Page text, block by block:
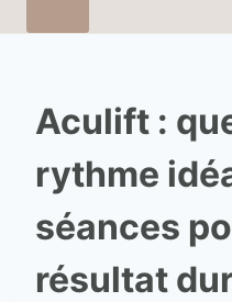
Aculift :
rythme
séances
résultat